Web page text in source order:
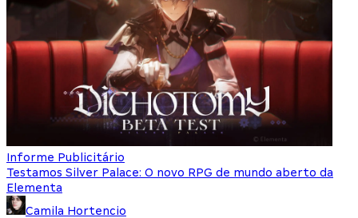
Informe Publicitário
Testamos Silver Palace: O novo RPG de mundo aberto da
Elementa
Camila Hortencio